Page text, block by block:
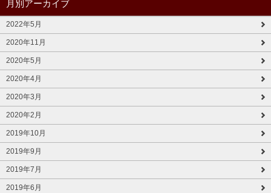
月別アーカイブ
2022年5月
2020年11月
2020年5月
2020年4月
2020年3月
2020年2月
2019年10月
2019年9月
2019年7月
2019年6月